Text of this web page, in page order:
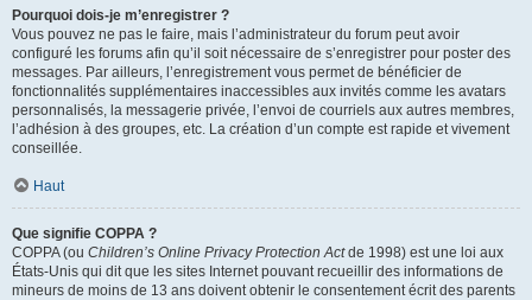
Pourquoi dois-je m’enregistrer ?
Vous pouvez ne pas le faire, mais l’administrateur du forum peut avoir
configuré les forums afin qu’il soit nécessaire de s’enregistrer pour poster des
messages. Par ailleurs, l’enregistrement vous permet de bénéficier de
fonctionnalités supplémentaires inaccessibles aux invités comme les avatars
personnalisés, la messagerie privée, l’envoi de courriels aux autres membres,
l’adhésion à des groupes, etc. La création d’un compte est rapide et vivement
conseillée.
Haut
Que signifie COPPA ?
COPPA (ou Children’s Online Privacy Protection Actde 1998) est une loi aux
États-Unis qui dit que les sites Internet pouvant recueillir des informations de
mineurs de moins de 13 ans doivent obtenir le consentement écrit des parents